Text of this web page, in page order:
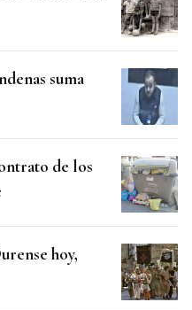
suma
de los
hoy,